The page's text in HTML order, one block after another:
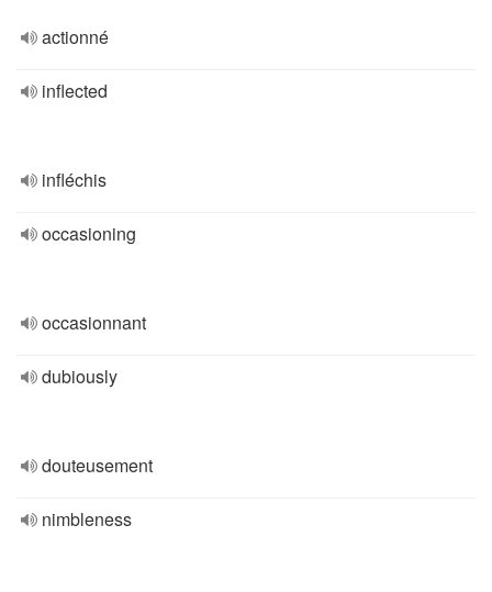
actionné
inflected
infléchis
occasioning
occasionnant
dubiously
douteusement
nimbleness